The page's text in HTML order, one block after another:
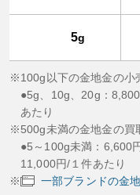
5g
100g以下の金地金の小
●5g、10g、20g：
あたり
500g未満の金地金の買
●5～100g未満：6,600
11,000円/１件あたり
一部ブランドの金